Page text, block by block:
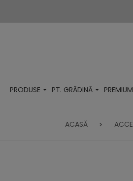
PRODUSE PT. GRĂDINĂ PREMIUM
ACASĂ